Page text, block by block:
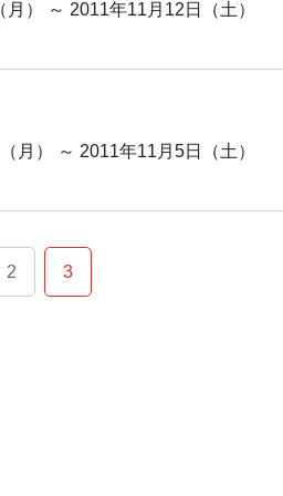
） ～ 2011年11月12日（土）
月） ～ 2011年11月5日（土）
2 3